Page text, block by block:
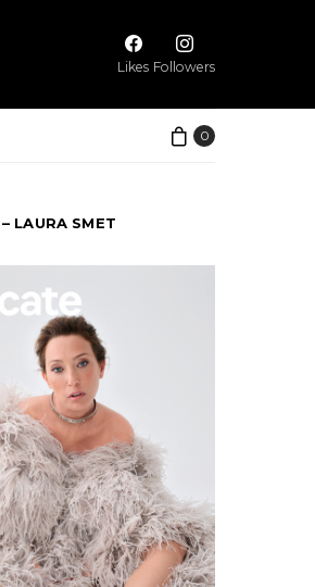
Likes Followers
0
LAURA SMET